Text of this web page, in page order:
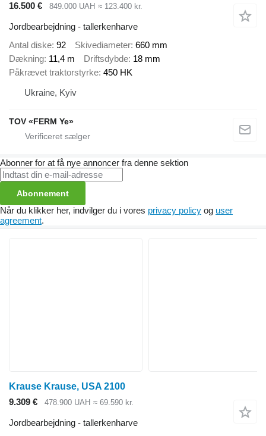
16.500 €
849.000 UAH ≈ 123.400 kr.
Jordbearbejdning - tallerkenharve
Antal diske 92 Skivediameter 660 mm
Dækning 11,4 m Driftsdybde 18 mm
Påkrævet traktorstyrke 450 HK
Ukraine, Kyiv
TOV «FERM Ye»
Abonner for at få nye annoncer fra denne sektion
Abonnement
Når du klikker her, indvilger du i vores privacy policy og user
agreement.
Krause Krause, USA 2100
9.309 €
478.900 UAH ≈ 69.590 kr.
Jordbearbejdning - tallerkenharve